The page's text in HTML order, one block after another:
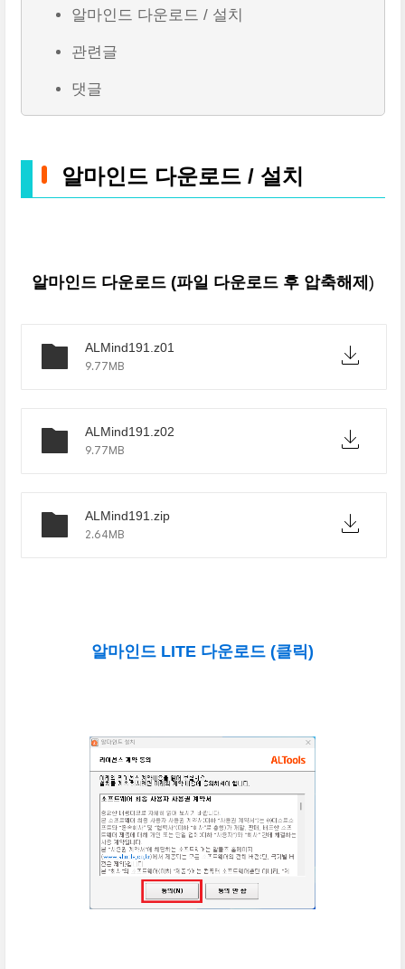
알마인드 다운로드 / 설치
관련글
댓글
알마인드 다운로드 / 설치
알마인드 다운로드 (파일 다운로드 후 압축해제 )
ALMind191.z01
9.77MB
ALMind191.z02
9.77MB
ALMind191.zip
2.64MB
알마인드 LITE 다운로드 (클릭)